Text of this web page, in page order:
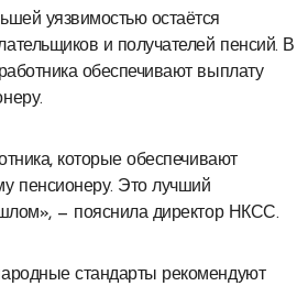
уязвимостью остаётся
и получателей пенсий. В
обеспечивают выплату
которые обеспечивают
пенсионеру. Это лучший
— пояснила директор НКСС.
стандарты рекомендуют